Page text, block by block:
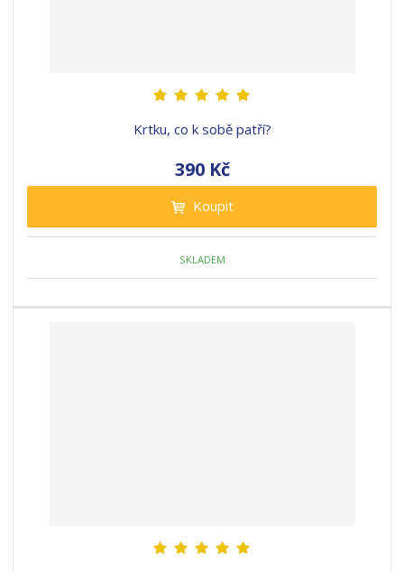
Krtku, co k sobě patří?
390 Kč
Koupit
SKLADEM